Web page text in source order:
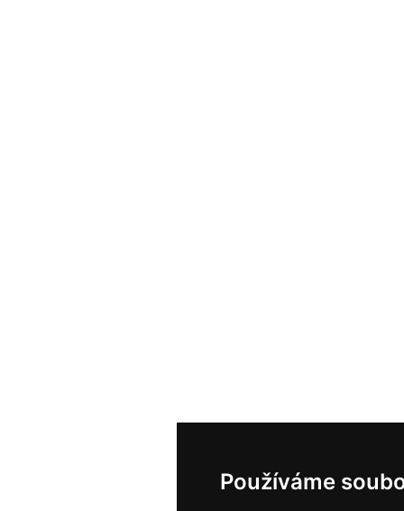
Používáme